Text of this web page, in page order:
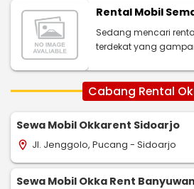
Rental Mobil
Sedang mencari
terdekat yang
Cabang Rental
Sewa Mobil Okkarent Sidoarjo
location_on Jl. Jenggolo, Pucang - Sidoarjo
Sewa Mobil Okka Rent